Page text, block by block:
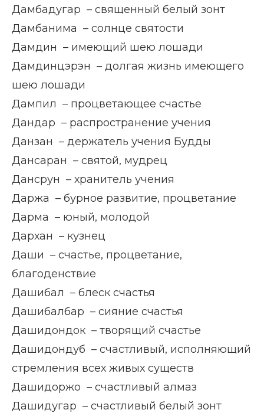
Дамбадугар – священный белый зонт
Дамбанима – солнце святости
Дамдин – имеющий шею лошади
Дамдинцэрэн – долгая жизнь имеющего
шею лошади
Дампил – процветающее счастье
Дандар – распространение учения
Данзан – держатель учения Будды
Дансаран – святой, мудрец
Дансрун – хранитель учения
Даржа – бурное развитие, процветание
Дарма – юный, молодой
Дархан – кузнец
Даши – счастье, процветание,
благоденствие
Дашибал – блеск счастья
Дашибалбар – сияние счастья
Дашидондок – творящий счастье
Дашидондуб – счастливый, исполняющий
стремления всех живых существ
Дашидоржо – счастливый алмаз
Дашидугар – счастливый белый зонт